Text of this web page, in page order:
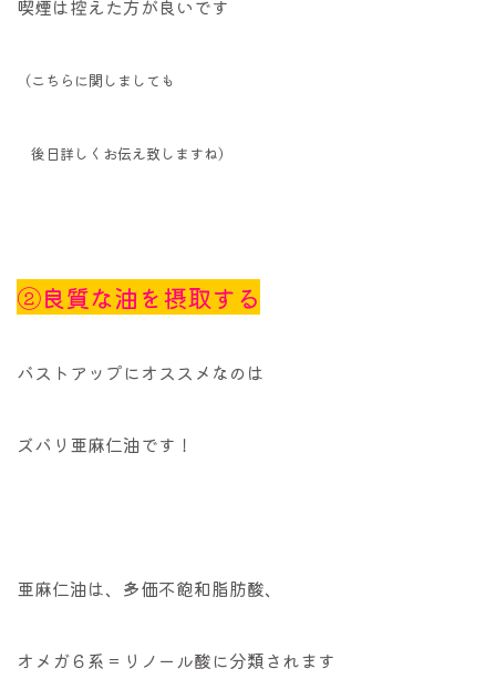
喫煙は控えた方が良いです
（こちらに関しましても
後日詳しくお伝え致しますね）
②良質な油を摂取する
バストアップにオススメなのは
ズバリ亜麻仁油です！
亜麻仁油は、多価不飽和脂肪酸、
オメガ６系＝リノール酸に分類されます